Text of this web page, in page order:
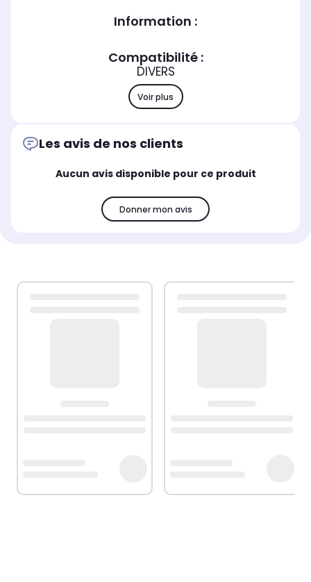
Information :
Compatibilité :
DIVERS
Voir plus
Les avis de nos clients
Aucun avis disponible pour ce produit
Donner mon avis